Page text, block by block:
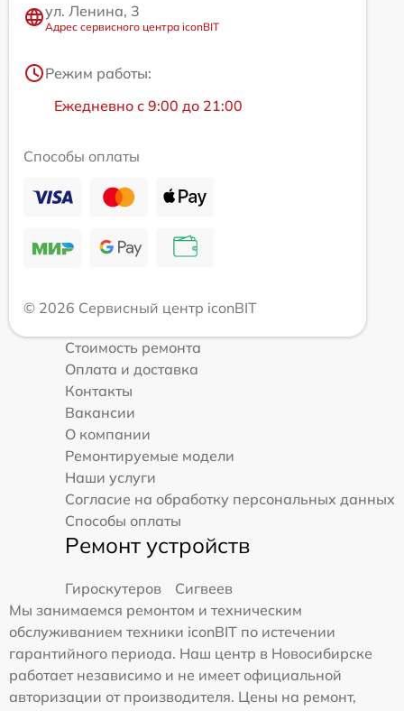
ул. Ленина, 3
Адрес сервисного центра iconBIT
Режим работы:
Ежедневно с 9:00 до 21:00
Способы оплаты
© 2026 Сервисный центр iconBIT
Стоимость ремонта
Оплата и доставка
Контакты
Вакансии
О компании
Ремонтируемые модели
Наши услуги
Согласие на обработку персональных данных
Способы оплаты
Ремонт устройств
Гироскутеров
Сигвеев
Мы занимаемся ремонтом и техническим
обслуживанием техники iconBIT по истечении
гарантийного периода. Наш центр в Новосибирске
работает независимо и не имеет официальной
авторизации от производителя. Цены на ремонт,